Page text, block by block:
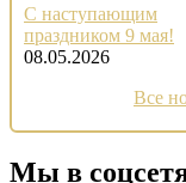
С наступающим
праздником 9 мая!
08.05.2026
Все
Мы в